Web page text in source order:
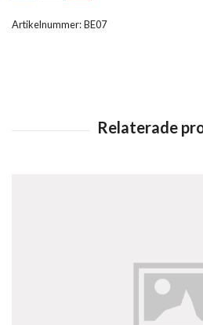
Artikelnummer:BE07